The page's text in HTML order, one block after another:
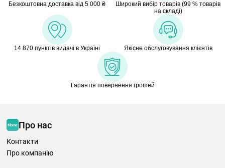
Безкоштовна доставка від 5 000 ₴
Широкий вибір товарів (99 % товарів
на складі)
14 870 пунктів видачі в Україні Якісне обслуговування клієнтів
Гарантія повернення грошей
Про нас
Контакти
Про компанію